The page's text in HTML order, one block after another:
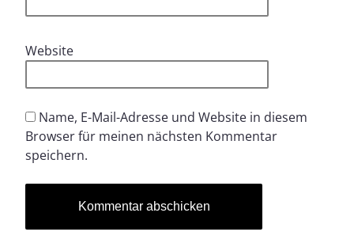
Website
Name, E-Mail-Adresse und Website in diesem
Browser für meinen nächsten Kommentar
speichern.